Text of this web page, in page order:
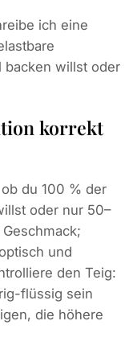
ich eine
willst oder
korrekt
du 100 % der
oder nur 50–
und
den Teig:
flüssig sein
die höhere